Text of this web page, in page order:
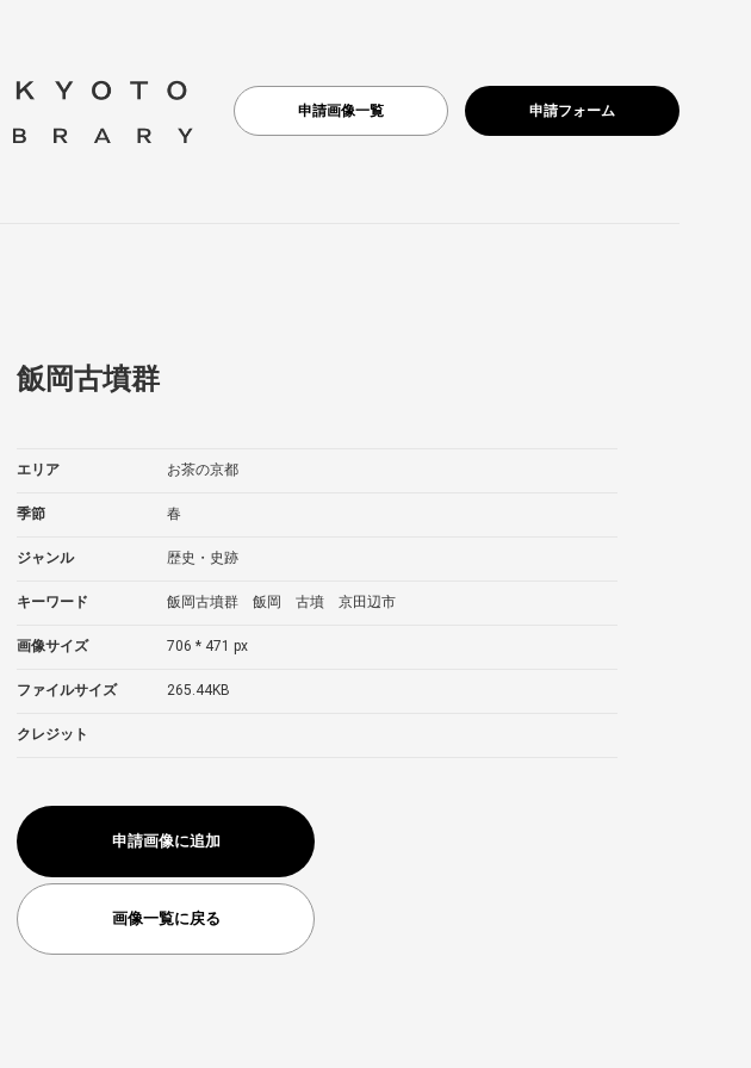
申請画像一覧 申請フォーム
飯岡古墳群
エリア お茶の京都
季節 春
ジャンル 歴史・史跡
キーワード 飯岡古墳群 飯岡 古墳 京田辺市
画像サイズ 706 * 471 px
ファイルサイズ 265.44KB
クレジット
申請画像に追加
画像一覧に戻る